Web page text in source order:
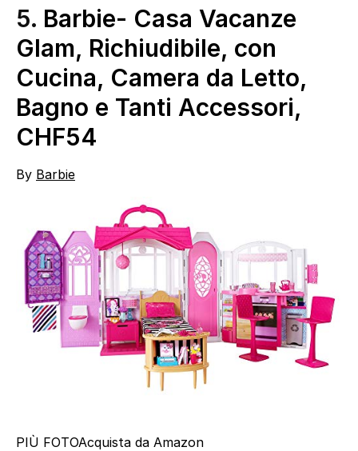
5. Barbie- Casa Vacanze
Glam, Richiudibile, con
Cucina, Camera da Letto,
Bagno e Tanti Accessori,
CHF54
By Barbie
PIÙ FOTOAcquista da Amazon